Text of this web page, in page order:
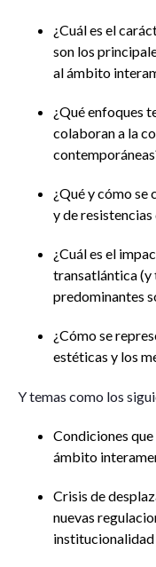
¿Cuál es el
son los
al ámbito
¿Qué enfoques
colaboran a la
¿Qué y cómo
y de
¿Cuál es el
transatlántica (y
predominantes
¿Cómo se
estéticas y los
Y temas como los
Condiciones
ámbito
Crisis de
nuevas